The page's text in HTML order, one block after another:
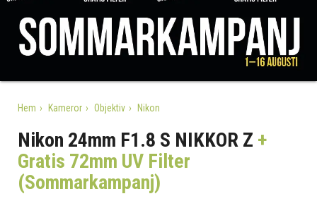
Hem Kameror Objektiv Nikon
Nikon 24mm F1.8 S NIKKOR Z +
Gratis 72mm UV Filter
(Sommarkampanj)